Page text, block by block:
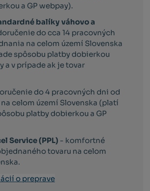
a GP webpay).
balíky váhovo a
do cca 14 pracovných
na celom území Slovenska
spôsobu platby dobierkou
a v prípade ak je tovar
do 4 pracovných dni od
celom území Slovenska (platí
platby dobierkou a GP
Service (PPL) - komfortné
tovaru na celom
o preprave